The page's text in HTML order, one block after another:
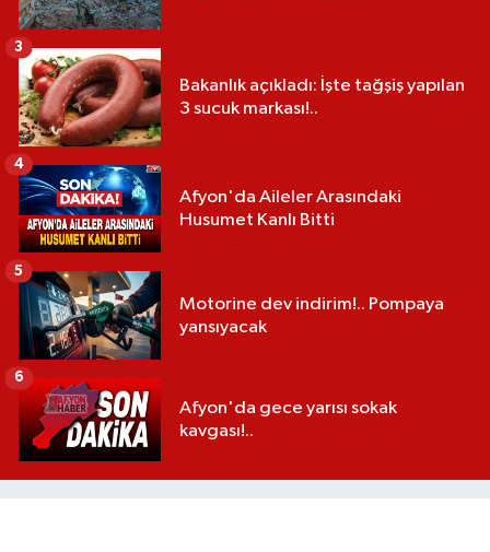
Bakanlık açıkladı: İşte tağşiş yapılan
3 sucuk markası!..
3
Afyon'da Aileler Arasındaki
Husumet Kanlı Bitti
4
Motorine dev indirim!.. Pompaya
yansıyacak
5
Afyon'da gece yarısı sokak
kavgası!..
6